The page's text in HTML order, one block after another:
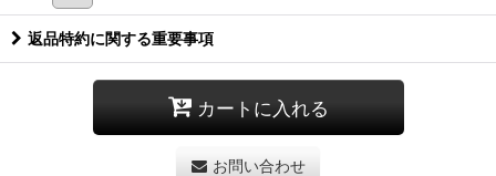
返品特約に関する重要事項
カートに入れる
お問い合わせ